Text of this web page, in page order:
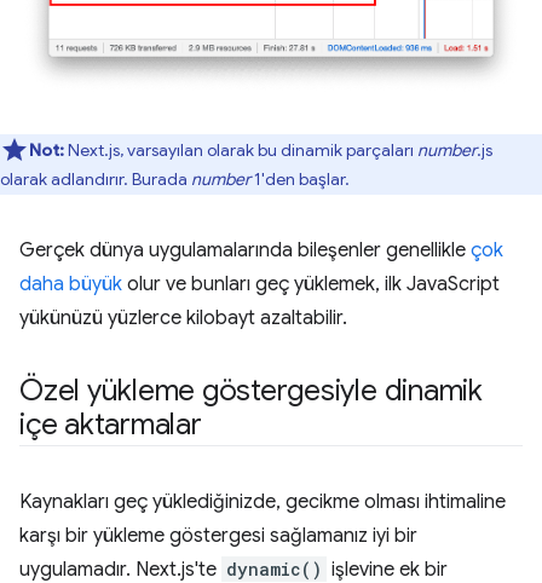
Not:Next.js, varsayılan olarak bu dinamik parçaları number.js
olarak adlandırır. Burada number1'den başlar.
Gerçek dünya uygulamalarında bileşenler genellikle çok
daha büyük olur ve bunları geç yüklemek, ilk JavaScript
yükünüzü yüzlerce kilobayt azaltabilir.
Özel yükleme göstergesiyle dinamik
içe aktarmalar
Kaynakları geç yüklediğinizde, gecikme olması ihtimaline
karşı bir yükleme göstergesi sağlamanız iyi bir
uygulamadır. Next.js'te dynamic() işlevine ek bir